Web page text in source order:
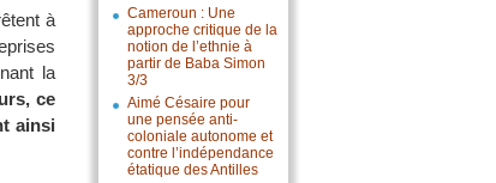
Cameroun : Une
approche critique de la
notion de l’ethnie à
partir de Baba Simon
3/3
Aimé Césaire pour
une pensée anti-
coloniale autonome et
contre l’indépendance
étatique des Antilles
à
la
ce
ainsi